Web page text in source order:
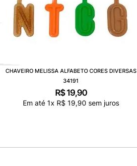
CHAVEIRO MELISSA ALFABETO CORES DIVERSAS
34191
R$ 19,90
Em até 1x R$ 19,90 sem juros